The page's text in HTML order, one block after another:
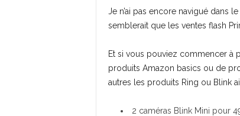
Je n’ai pas encore navigué dans
semblerait que les ventes flash
Et si vous pouviez commencer à
produits Amazon basics ou de
autres les produits Ring ou Blink
2 caméras Blink Mini pour